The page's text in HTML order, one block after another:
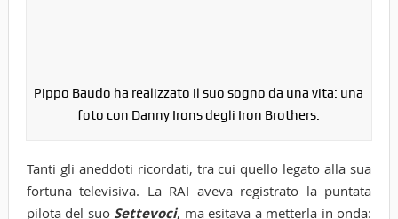
Pippo Baudo ha realizzato il suo sogno da una vita: una
foto con Danny Irons degli Iron Brothers.
Tanti gli aneddoti ricordati, tra cui quello legato alla sua
fortuna televisiva. La RAI aveva registrato la puntata
pilota del suo Settevoci, ma esitava a metterla in onda: